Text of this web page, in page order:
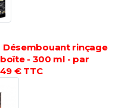
Désembouant rinçage
- 300 ml - par
€ TTC